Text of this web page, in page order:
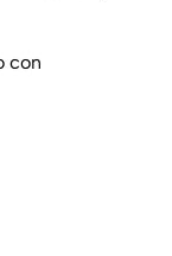
con